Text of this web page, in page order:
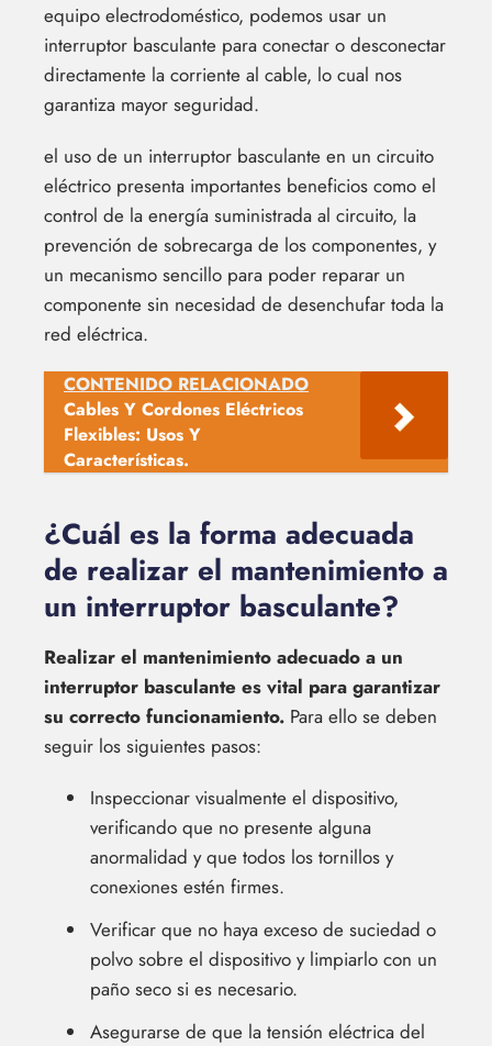
equipo electrodoméstico, podemos usar un
interruptor basculante para conectar o desconectar
directamente la corriente al cable, lo cual nos
garantiza mayor seguridad.
el uso de un interruptor basculante en un circuito
eléctrico presenta importantes beneficios como el
control de la energía suministrada al circuito, la
prevención de sobrecarga de los componentes, y
un mecanismo sencillo para poder reparar un
componente sin necesidad de desenchufar toda la
red eléctrica.
CONTENIDO RELACIONADO
Cables Y Cordones Eléctricos
Flexibles: Usos Y
Características.
¿Cuál es la forma adecuada
de realizar el mantenimiento a
un interruptor basculante?
Realizar el mantenimiento adecuado a un
interruptor basculante es vital para garantizar
su correcto funcionamiento. Para ello se deben
seguir los siguientes pasos:
Inspeccionar visualmente el dispositivo,
verificando que no presente alguna
anormalidad y que todos los tornillos y
conexiones estén firmes.
Verificar que no haya exceso de suciedad o
polvo sobre el dispositivo y limpiarlo con un
paño seco si es necesario.
Asegurarse de que la tensión eléctrica del